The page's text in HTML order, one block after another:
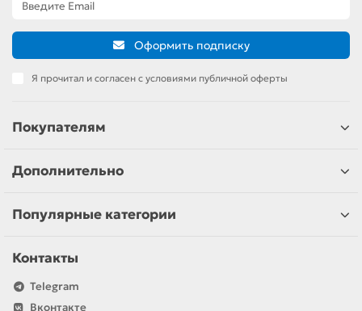
Оформить подписку
Я прочитал и согласен с условиями публичной оферты
Покупателям
Дополнительно
Популярные категории
Контакты
Telegram
Вконтакте